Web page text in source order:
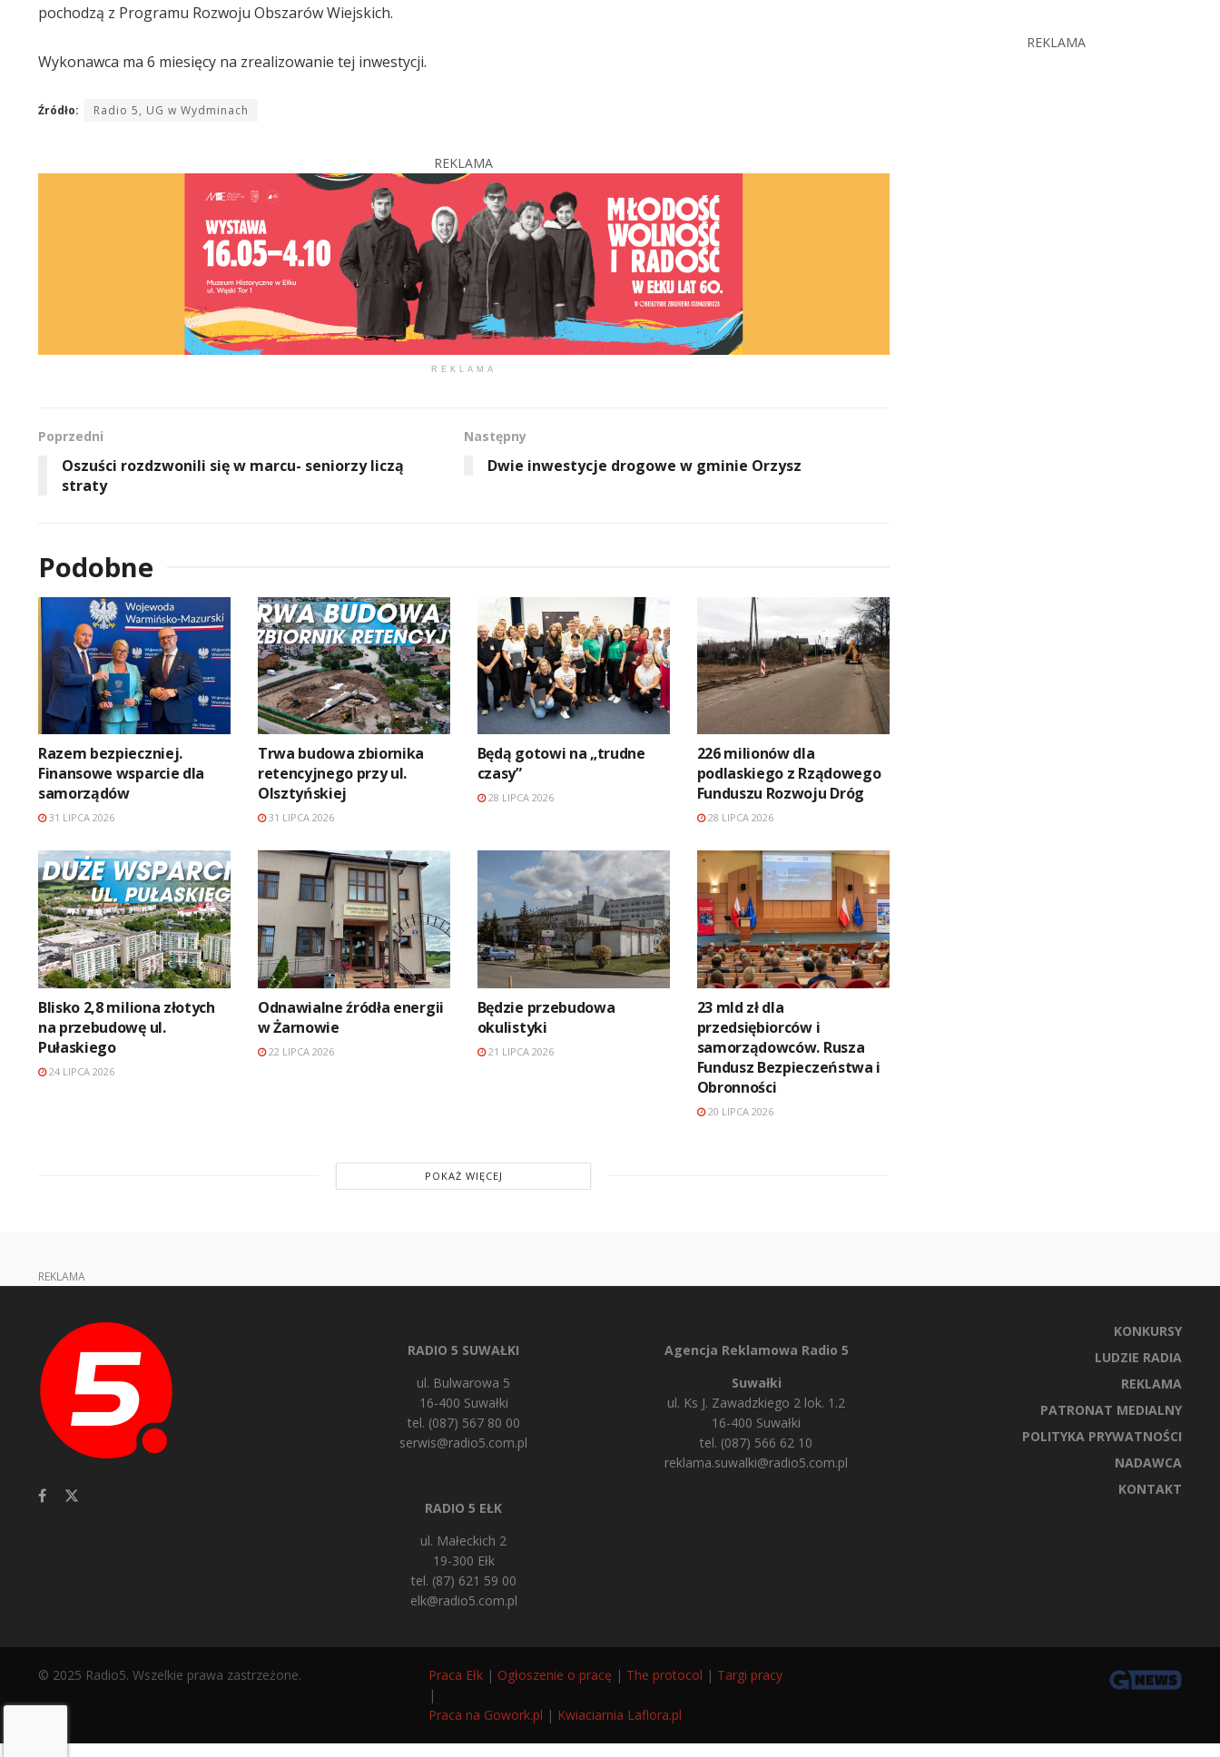
pochodzą z Programu Rozwoju Obszarów Wiejskich.
Wykonawca ma 6 miesięcy na zrealizowanie tej inwestycji.
Źródło: Radio 5, UG w Wydminach
REKLAMA
REKLAMA
Poprzedni
Oszuści rozdzwonili się w marcu- seniorzy liczą
straty
Następny
Dwie inwestycje drogowe w gminie Orzysz
Podobne
Razem bezpieczniej.
Finansowe wsparcie dla
samorządów
31 LIPCA 2026
Trwa budowa zbiornika
retencyjnego przy ul.
Olsztyńskiej
31 LIPCA 2026
Będą gotowi na „trudne
czasy”
28 LIPCA 2026
226 milionów dla
podlaskiego z Rządowego
Funduszu Rozwoju Dróg
28 LIPCA 2026
Blisko 2,8 miliona złotych
na przebudowę ul.
Pułaskiego
24 LIPCA 2026
Odnawialne źródła energii
w Żarnowie
22 LIPCA 2026
Będzie przebudowa
okulistyki
21 LIPCA 2026
23 mld zł dla
przedsiębiorców i
samorządowców. Rusza
Fundusz Bezpieczeństwa i
Obronności
20 LIPCA 2026
POKAŻ WIĘCEJ
REKLAMA
REKLAMA
RADIO 5 SUWAŁKI
ul. Bulwarowa 5
16-400 Suwałki
tel. (087) 567 80 00
serwis@radio5.com.pl
RADIO 5 EŁK
ul. Małeckich 2
19-300 Ełk
tel. (87) 621 59 00
elk@radio5.com.pl
Agencja Reklamowa Radio 5
Suwałki
ul. Ks J. Zawadzkiego 2 lok. 1.2
16-400 Suwałki
tel. (087) 566 62 10
reklama.suwalki@radio5.com.pl
KONKURSY
LUDZIE RADIA
REKLAMA
PATRONAT MEDIALNY
POLITYKA PRYWATNOŚCI
NADAWCA
KONTAKT
© 2025 Radio5. Wszelkie prawa zastrzeżone. Praca Ełk | Ogłoszenie o pracę | The protocol | Targi pracy
|
Praca na Gowork.pl | Kwiaciarnia Laflora.pl